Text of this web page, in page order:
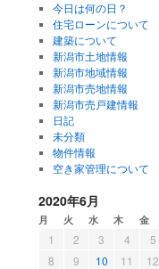
今日は何の日？
住宅ローンについて
建築について
新潟市土地情報
新潟市地域情報
新潟市売地情報
新潟市売戸建情報
日記
未分類
物件情報
空き家管理について
2020年6月
月 火 水 木 金
1 2 3 4 5
8
9 10 11 12